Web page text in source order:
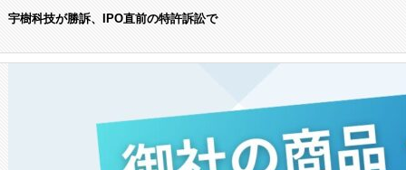
宇樹科技が勝訴、IPO直前の特許訴訟で